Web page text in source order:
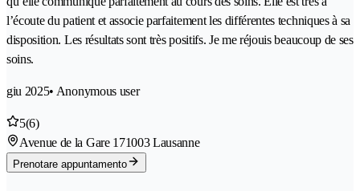
l’écoute du patient et associe parfaitement les différentes techniques à sa
disposition. Les résultats sont très positifs. Je me réjouis beaucoup de ses
soins.
giu 2025• Anonymous user
5(6)
Avenue de la Gare 171003 Lausanne
Prenotare appuntamento